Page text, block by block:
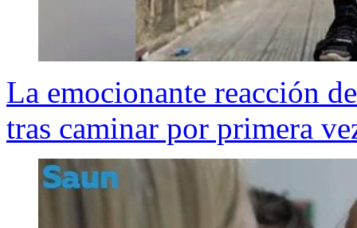
La emocionante reacción
tras caminar por primera